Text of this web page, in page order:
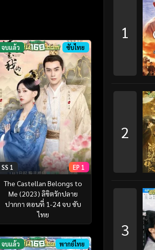
จบแล้ว ซับไทย
SS 1 EP 1
The Castellan Belongs to
Me (2023) ลิขิตรักปลาย
ปากกา ตอนที่ 1-24 จบ ซับ
ไทย
จบแล้ว พากย์ไทย
1
2
3